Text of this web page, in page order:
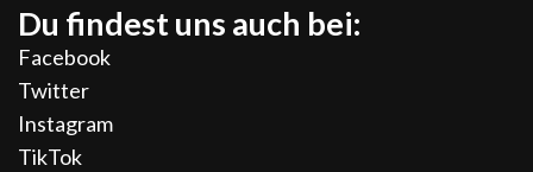
Du findest uns auch bei:
Facebook
Twitter
Instagram
TikTok